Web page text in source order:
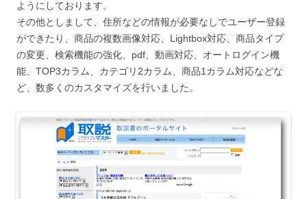
ようにしております。
その他としまして、住所などの情報が必要なしでユーザー登録
ができたり、商品の複数画像対応、Lightbox対応、商品タイプ
の変更、検索機能の強化、pdf、動画対応、オートログイン機
能、TOP3カラム、カテゴリ2カラム、商品1カラム対応などな
ど、数多くのカスタマイズを行いました。